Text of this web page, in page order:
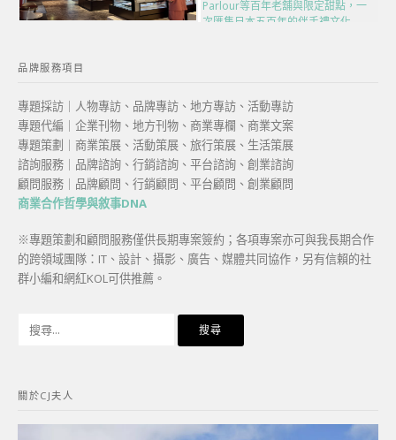
Parlour等百年老舖與限定甜點，一
次匯集日本五百年的伴手禮文化
品牌服務項目
專題採訪｜人物專訪、品牌專訪、地方專訪、活動專訪
專題代編｜企業刊物、地方刊物、商業專欄、商業文案
專題策劃｜商業策展、活動策展、旅行策展、生活策展
諮詢服務｜品牌諮詢、行銷諮詢、平台諮詢、創業諮詢
顧問服務｜品牌顧問、行銷顧問、平台顧問、創業顧問
商業合作哲學與敘事DNA
※專題策劃和顧問服務僅供長期專案簽約；各項專案亦可與我長期合作
的跨領域團隊：IT、設計、攝影、廣告、媒體共同協作，另有信賴的社
群小編和網紅KOL可供推薦。
字:
關於CJ夫人